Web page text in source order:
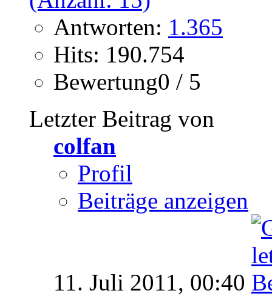
Antworten: 1.365
Hits: 190.754
Bewertung0 / 5
Letzter Beitrag von
colfan
Profil
Beiträge anzeigen
11. Juli 2011, 00:40